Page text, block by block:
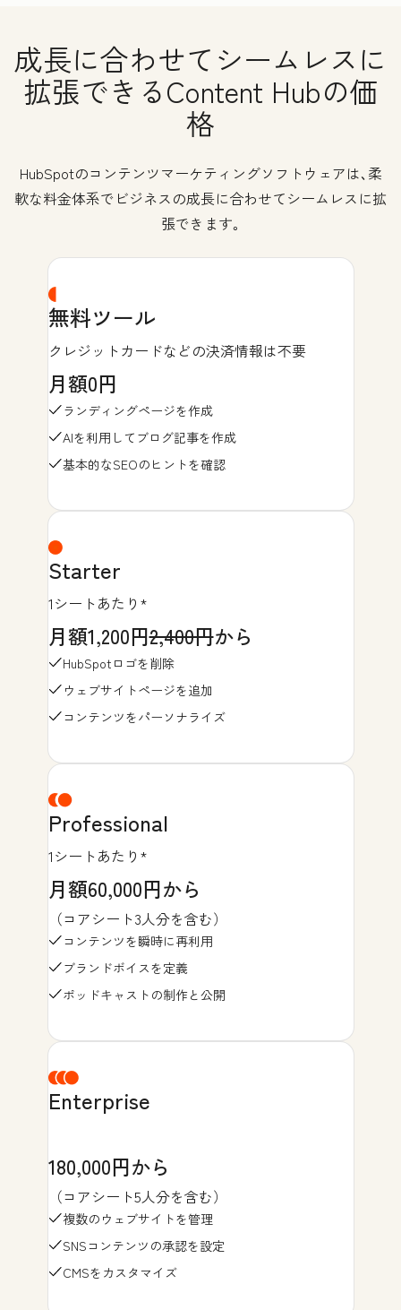
成長に合わせてシームレスに
拡張できるContent Hubの価
格
HubSpotのコンテンツマーケティングソフトウェアは､柔
軟な料金体系でビジネスの成長に合わせてシームレスに拡
張できます｡
無料ツール
クレジットカードなどの決済情報は不要
月額0円
ランディングページを作成
AIを利用してブログ記事を作成
基本的なSEOのヒントを確認
Starter
1シートあたり*
月額1,200円2,400円から
HubSpotロゴを削除
ウェブサイトページを追加
コンテンツをパーソナライズ
Professional
1シートあたり*
月額60,000円から
（コアシート3人分を含む）
コンテンツを瞬時に再利用
ブランドボイスを定義
ポッドキャストの制作と公開
Enterprise
180,000円から
（コアシート5人分を含む）
複数のウェブサイトを管理
SNSコンテンツの承認を設定
CMSをカスタマイズ